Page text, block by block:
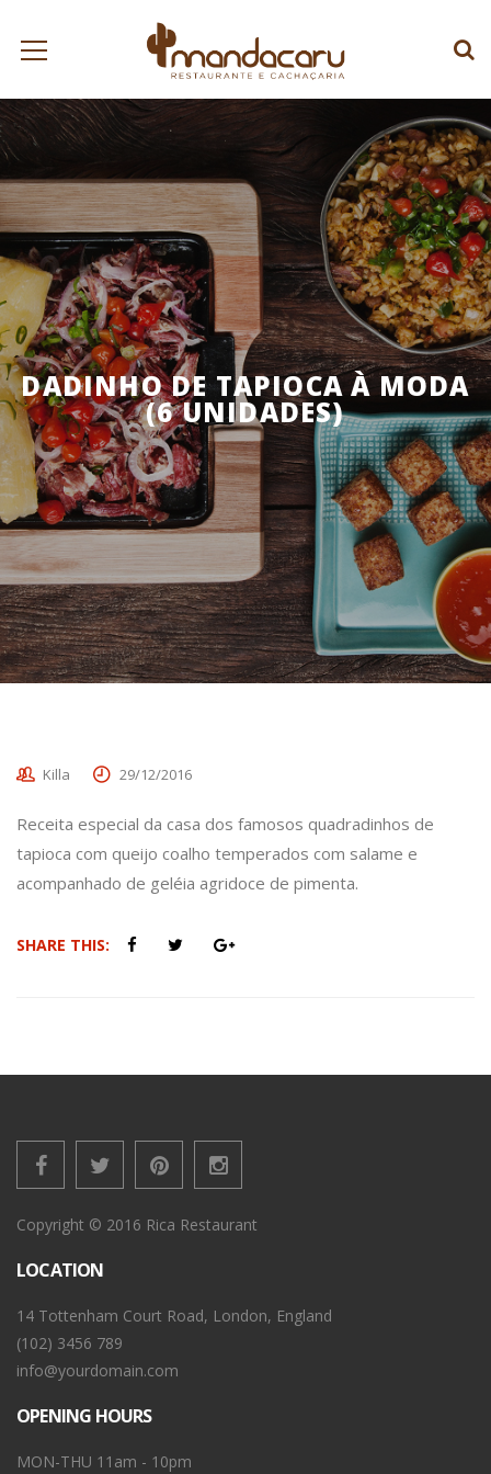
DADINHO DE TAPIOCA À MODA
(6 UNIDADES)
Killa 29/12/2016
Receita especial da casa dos famosos quadradinhos de
tapioca com queijo coalho temperados com salame e
acompanhado de geléia agridoce de pimenta.
SHARE THIS:
Copyright © 2016 Rica Restaurant
LOCATION
14 Tottenham Court Road, London, England
(102) 3456 789
info@yourdomain.com
OPENING HOURS
MON-THU 11am - 10pm